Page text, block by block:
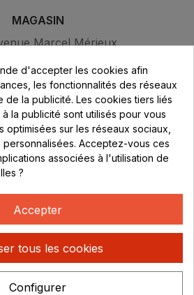
MAGASIN
Marcel Mérieux
69530 Brignais
au vendredi :
8h - 16h
sur Rendez-vous
CONTACT
04 78 37 00 68
d'accepter les cookies afin
les fonctionnalités des réseaux
de la publicité. Les cookies tiers liés
la publicité sont utilisés pour vous
sur les réseaux sociaux,
Acceptez-vous ces
associées à l'utilisation de
?
Accepter
tous les cookies
Configurer